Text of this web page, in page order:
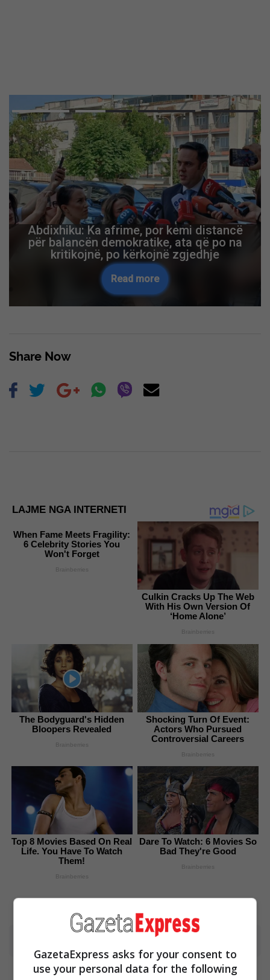
Abdixhiku: Ka afrime, por kemi distancë
për balancën demokratike, ata që po na
kritikojnë, po kërkojnë zgjedhje
Read more
Share Now
LAJME NGA INTERNETI
When Fame Meets Fragility:
6 Celebrity Stories You
Won't Forget
Brainberries
Culkin Cracks Up The Web
With His Own Version Of
‘Home Alone’
Brainberries
The Bodyguard's Hidden
Bloopers Revealed
Brainberries
Shocking Turn Of Event:
Actors Who Pursued
Controversial Careers
Brainberries
Top 8 Movies Based On Real
Life. You Have To Watch
Them!
Brainberries
Dare To Watch: 6 Movies So
Bad They're Good
Brainberries
Advertisement
GazetaExpress asks for your consent to
use your personal data for the following